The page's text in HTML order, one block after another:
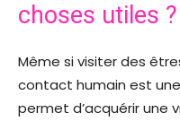
choses utiles ?
Même si visiter des
contact humain est
permet d’acquérir une